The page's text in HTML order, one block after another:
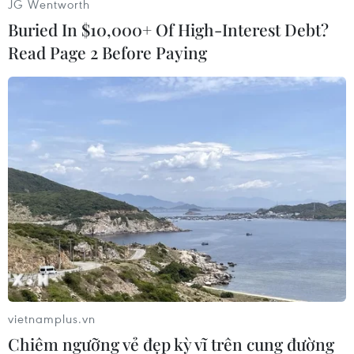
(Vietnam+)
#Vạn Thịnh Phát
#phiên tòa
#tài xế bán tải
#gây tai nạn
JG Wentworth
Buried In $10,000+ Of High-Interest Debt?
Read Page 2 Before Paying
vietnamplus.vn
Chiêm ngưỡng vẻ đẹp kỳ vĩ trên cung đường